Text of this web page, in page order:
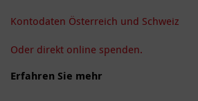
Kontodaten Österreich und Schweiz
Oder direkt online spenden.
Erfahren Sie mehr